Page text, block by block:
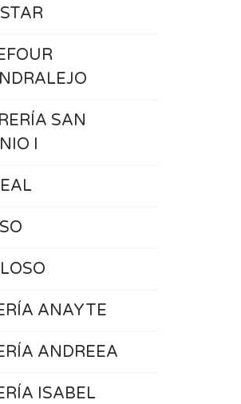
SAN
I
ANAYTE
ANDREEA
ISABEL